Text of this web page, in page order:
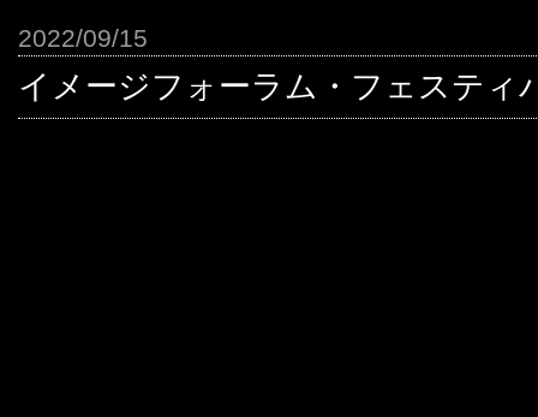
2022/09/15
イメージフォーラム・フェスティ